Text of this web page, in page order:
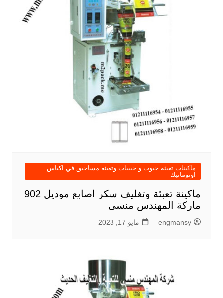
ماكينات تعبئة حبوب و حبيبات وتعبئة مساحيق في اكياس
اوتوماتيك
ماكينة تعبئة وتغليف سكر اصابع موديل 902
ماركة المهندس منسى
engmansy مايو 17, 2023